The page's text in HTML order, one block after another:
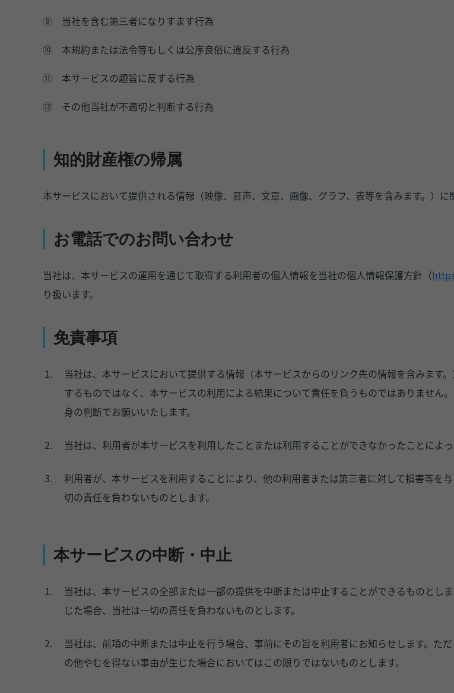
⑨
当社を含む第三者になりすます行為
⑩
本規約または法令等もしくは公序良俗に違反する行為
⑪
本サービスの趣旨に反する行為
⑫
その他当社が不適切と判断する行為
知的財産権の帰属
本サービスにおいて提供される情報（映像、音声、文章、画像、グラフ、表等を含みます。）
お電話でのお問い合わせ
当社は、本サービスの運用を通じて取得する利用者の個人情報を当社の個人情報保護方針（
り扱います。
免責事項
当社は、本サービスにおいて提供する情報（本サービスからのリンク先の情報を含みます
するものではなく、本サービスの利用による結果について責任を負うものではありません
身の判断でお願いいたします。
当社は、利用者が本サービスを利用したことまたは利用することができなかったことによ
利用者が、本サービスを利用することにより、他の利用者または第三者に対して損害等を
切の責任を負わないものとします。
本サービスの中断・中止
当社は、本サービスの全部または一部の提供を中断または中止することができるものとし
じた場合、当社は一切の責任を負わないものとします。
当社は、前項の中断または中止を行う場合、事前にその旨を利用者にお知らせします。た
の他やむを得ない事由が生じた場合においてはこの限りではないものとします。